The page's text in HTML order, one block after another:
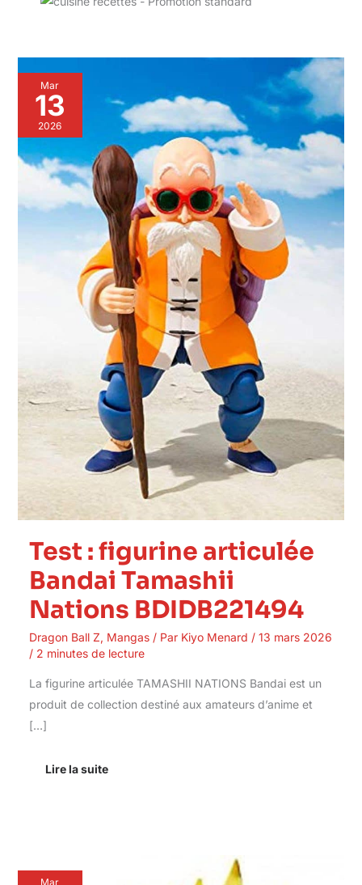
Mar
13
2026
Test : figurine articulée
Bandai Tamashii
Nations BDIDB221494
Dragon Ball Z, Mangas/ Par Kiyo Menard / 13 mars 2026
/ 2 minutes de lecture
La figurine articulée TAMASHII NATIONS Bandai est un
produit de collection destiné aux amateurs d’anime et
[…]
Test
:
figurine
articulée
Bandai
Tamashii
Nations
BDIDB221494
Lire la suite
Mar
Avis